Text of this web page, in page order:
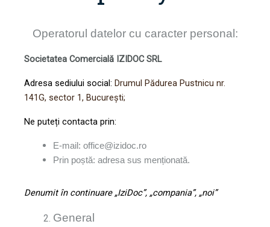
Operatorul datelor cu caracter personal:
Societatea Comercială IZIDOC SRL
Adresa sediului social: Drumul Pădurea Pustnicu nr.
141G, sector 1, București;
Ne puteți contacta prin:
E-mail: office@izidoc.ro
Prin poștă: adresa sus menționată.
Denumit în continuare „IziDoc”, „compania”, „noi”
General